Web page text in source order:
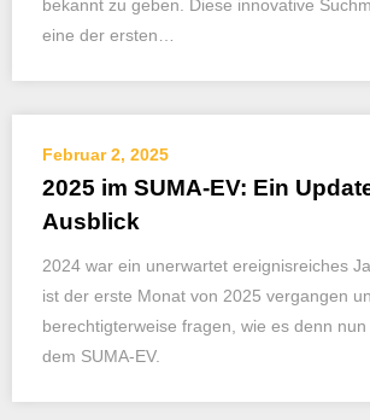
bekannt zu geben. Diese innovative
eine der ersten…
Februar 2, 2025
2025 im SUMA-EV: Ein
Ausblick
2024 war ein unerwartet ereignisreiches
ist der erste Monat von 2025 vergangen
berechtigterweise fragen, wie es denn
dem SUMA-EV.